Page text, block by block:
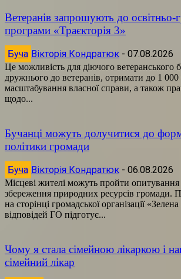
Ветеранів запрошують до освітньо-
програми «Траєкторія 3»
Буча Вікторія Кондратюк - 07.08.2026
Це можливість для діючого ветеранського
дружнього до ветеранів, отримати до 1
масштабування власної справи, а також
щодо...
Бучанці можуть долучитися до
політики громади
Буча Вікторія Кондратюк - 06.08.2026
Місцеві жителі можуть пройти опитування
збереження природних ресурсів громади.
на сторінці громадської організації
відповідей ГО підготує...
Чому я стала сімейною лікаркою і
сімейний лікар